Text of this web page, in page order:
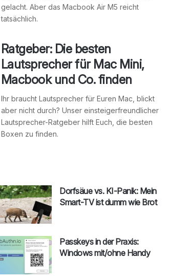
gelacht. Aber das Macbook Air M5 reicht
tatsächlich.
Ratgeber: Die besten
Lautsprecher für Mac Mini,
Macbook und Co. finden
Ihr braucht Lautsprecher für Euren Mac, blickt
aber nicht durch? Unser einsteigerfreundlicher
Lautsprecher-Ratgeber hilft Euch, die besten
Boxen zu finden.
Dorfsäue vs. KI-Panik: Mein
Smart-TV ist dumm wie Brot
Passkeys in der Praxis:
Windows mit/ohne Handy